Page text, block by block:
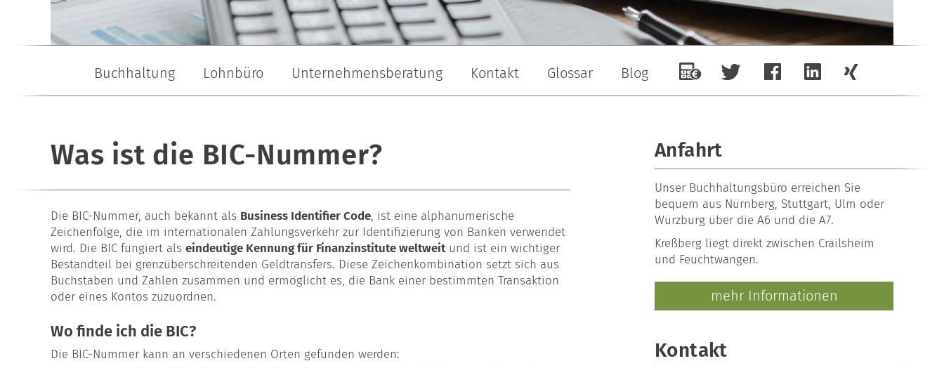
Buchhaltung Lohnbüro Unternehmensberatung Kontakt Glossar Blog
Was ist die BIC-Nummer?
Die BIC-Nummer, auch bekannt als Business Identifier Code, ist eine alphanumerische
Zeichenfolge, die im internationalen Zahlungsverkehr zur Identifizierung von Banken verwendet
wird. Die BIC fungiert als eindeutige Kennung für Finanzinstitute weltweitund ist ein wichtiger
Bestandteil bei grenzüberschreitenden Geldtransfers. Diese Zeichenkombination setzt sich aus
Buchstaben und Zahlen zusammen und ermöglicht es, die Bank einer bestimmten Transaktion
oder eines Kontos zuzuordnen.
Wo finde ich die BIC?
Die BIC-Nummer kann an verschiedenen Orten gefunden werden:
Anfahrt
Unser Buchhaltungsbüro erreichen Sie
bequem aus Nürnberg, Stuttgart, Ulm oder
Würzburg über die A6 und die A7.
Kreßberg liegt direkt zwischen Crailsheim
und Feuchtwangen.
mehr Informationen
Kontakt